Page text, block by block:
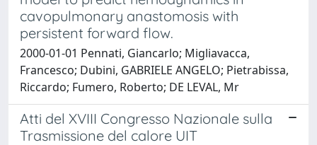
cavopulmonary anastomosis with
persistent forward flow.
2000-01-01 Pennati, Giancarlo; Migliavacca,
Francesco; Dubini, GABRIELE ANGELO; Pietrabissa,
Riccardo; Fumero, Roberto; DE LEVAL, Mr
Atti del XVIII Congresso Nazionale sulla
Trasmissione del calore UIT